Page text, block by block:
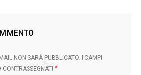
NON SARÀ PUBBLICATO. I CAMPI
CONTRASSEGNATI *